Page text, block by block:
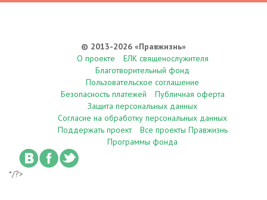
© 2013-2026 «Правжизнь»
О проекте
ЕЛК священослужителя
Благотворительный фонд
Пользовательское соглашение
Безопасность платежей
Публичная оферта
Защита персональных данных
Согласие на обработку персональных данных
Поддержать проект
Все проекты Правжизнь
Программы фонда
*/?>